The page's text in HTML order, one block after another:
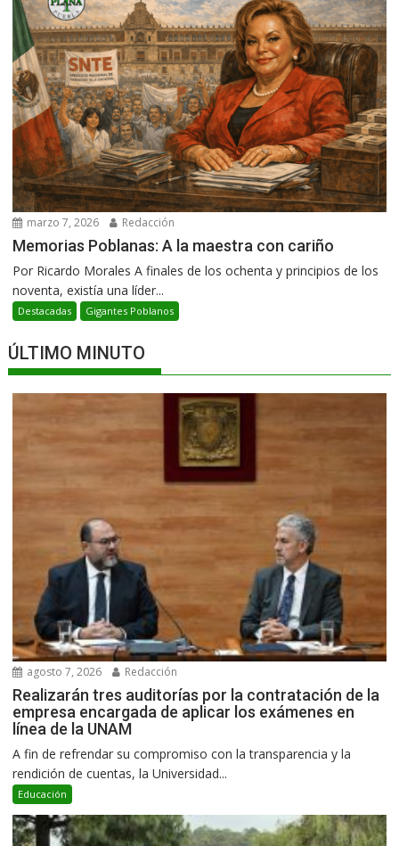
marzo 7, 2026 Redacción
Memorias Poblanas: A la maestra con cariño
Por Ricardo Morales A finales de los ochenta y principios de los
noventa, existía una líder...
Destacadas Gigantes Poblanos
ÚLTIMO MINUTO
agosto 7, 2026 Redacción
Realizarán tres auditorías por la contratación de la
empresa encargada de aplicar los exámenes en
línea de la UNAM
A fin de refrendar su compromiso con la transparencia y la
rendición de cuentas, la Universidad...
Educación